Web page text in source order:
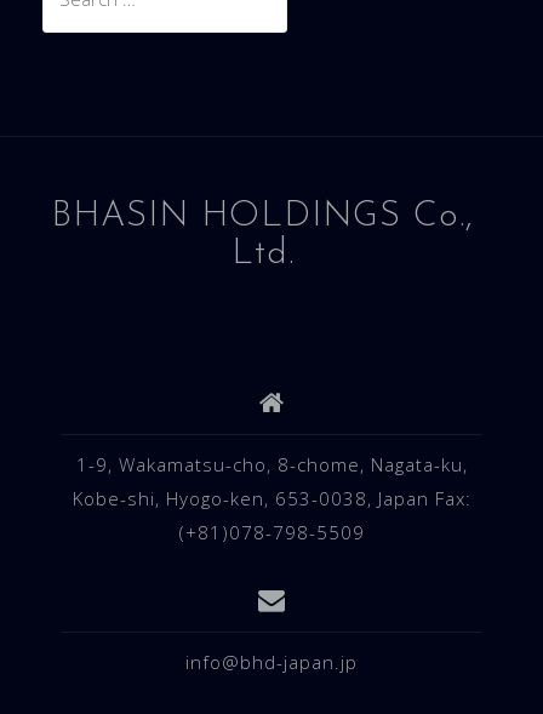
for:
BHASIN HOLDINGS Co.,
Ltd.
1-9, Wakamatsu-cho, 8-chome, Nagata-ku,
Kobe-shi, Hyogo-ken, 653-0038, Japan Fax:
(+81)078-798-5509
info@bhd-japan.jp